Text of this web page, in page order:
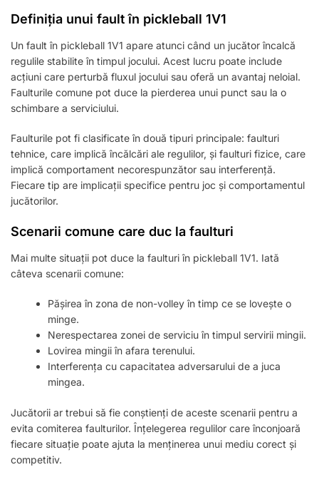
Definiția unui fault în pickleball 1V1
Un fault în pickleball 1V1 apare atunci când un jucător încalcă
regulile stabilite în timpul jocului. Acest lucru poate include
acțiuni care perturbă fluxul jocului sau oferă un avantaj neloial.
Faulturile comune pot duce la pierderea unui punct sau la o
schimbare a serviciului.
Faulturile pot fi clasificate în două tipuri principale: faulturi
tehnice, care implică încălcări ale regulilor, și faulturi fizice, care
implică comportament necorespunzător sau interferență.
Fiecare tip are implicații specifice pentru joc și comportamentul
jucătorilor.
Scenarii comune care duc la faulturi
Mai multe situații pot duce la faulturi în pickleball 1V1. Iată
câteva scenarii comune:
Pășirea în zona de non-volley în timp ce se lovește o
minge.
Nerespectarea zonei de serviciu în timpul servirii mingii.
Lovirea mingii în afara terenului.
Interferența cu capacitatea adversarului de a juca
mingea.
Jucătorii ar trebui să fie conștienți de aceste scenarii pentru a
evita comiterea faulturilor. Înțelegerea regulilor care înconjoară
fiecare situație poate ajuta la menținerea unui mediu corect și
competitiv.